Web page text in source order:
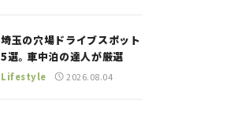
埼玉の穴場ドライブスポット
5選。車中泊の達人が厳選
Lifestyle 2026.08.04